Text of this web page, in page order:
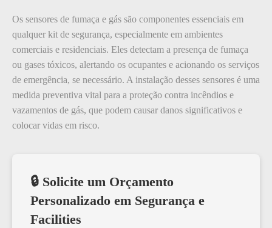
Os sensores de fumaça e gás são componentes essenciais em
qualquer kit de segurança, especialmente em ambientes
comerciais e residenciais. Eles detectam a presença de fumaça
ou gases tóxicos, alertando os ocupantes e acionando os serviços
de emergência, se necessário. A instalação desses sensores é uma
medida preventiva vital para a proteção contra incêndios e
vazamentos de gás, que podem causar danos significativos e
colocar vidas em risco.
🔒 Solicite um Orçamento
Personalizado em Segurança e
Facilities